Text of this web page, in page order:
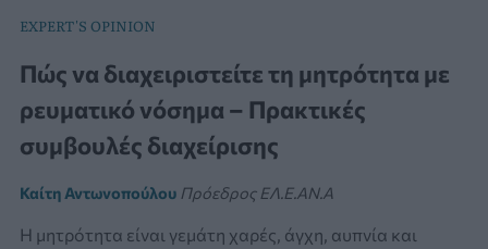
EXPERT'S OPINION
Πώς να διαχειριστείτε τη μητρότητα με
ρευματικό νόσημα – Πρακτικές
συμβουλές διαχείρισης
Καίτη Αντωνοπούλου Πρόεδρος ΕΛ.Ε.ΑΝ.Α
Η μητρότητα είναι γεμάτη χαρές, άγχη, αυπνία και